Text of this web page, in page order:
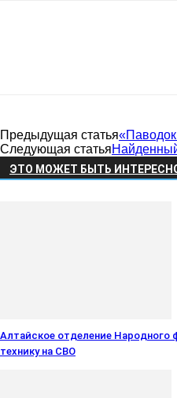
вести»
Предыдущая статья
Следующая статья
ЭТО МОЖЕТ БЫТЬ
Алтайское отделение Народного
технику на СВО